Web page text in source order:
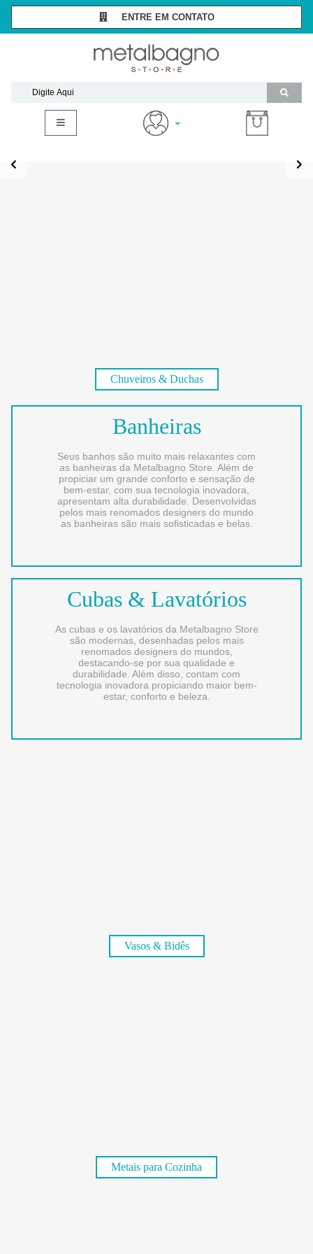
ENTRE EM CONTATO
SÃO PAULO - (11) 3081-7006
RIO DE JANEIRO -
(21) 2294-8091
(11) 99467-1909
Chuveiros & Duchas
Banheiras
Seus banhos são muito mais relaxantes com
as banheiras da Metalbagno Store. Além de
propiciar um grande conforto e sensação de
bem-estar, com sua tecnologia inovadora,
apresentam alta durabilidade. Desenvolvidas
pelos mais renomados designers do mundo
as banheiras são mais sofisticadas e belas.
Cubas & Lavatórios
As cubas e os lavatórios da Metalbagno Store
são modernas, desenhadas pelos mais
renomados designers do mundos,
destacando-se por sua qualidade e
durabilidade. Além disso, contam com
tecnologia inovadora propiciando maior bem-
estar, conforto e beleza.
Vasos & Bidês
Metais para Cozinha